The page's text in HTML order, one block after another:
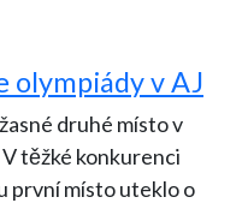
olympiády v AJ
druhé místo v
první místo uteklo o